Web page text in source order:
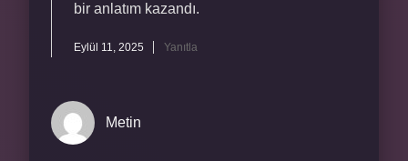
bir anlatım kazandı.
Eylül 11, 2025 Yanıtla
Metin